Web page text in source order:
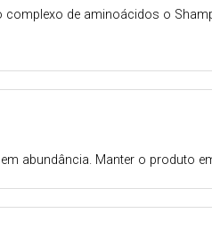
abundância. Manter o produto
de aminoácidos o